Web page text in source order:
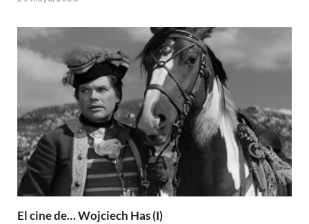
El cine de… Wojciech Has (I)